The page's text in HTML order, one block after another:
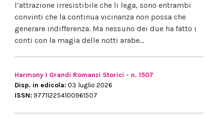
l’attrazione irresistibile che li lega, sono entrambi
convinti che la continua vicinanza non possa che
generare indifferenza. Ma nessuno dei due ha fatto i
conti con la magia delle notti arabe...
Harmony I Grandi Romanzi Storici - n. 1507
Disp. in edicola: 03 luglio 2026
ISSN: 977112254100961507